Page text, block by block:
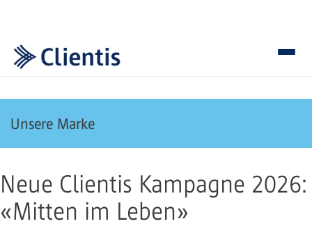
Unsere Marke
Neue Clientis Kampagne 2026:
«Mitten im Leben»